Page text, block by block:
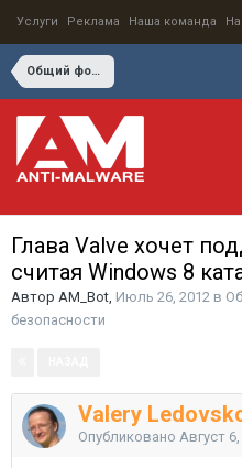
Услуги Реклама Наша команда
Общий форум по информационной безопасности
Глава Valve хочет
считая Windows 8
Автор AM_Bot, Июль 26, 2012 в
безопасности
Valery
Опубликовано Август